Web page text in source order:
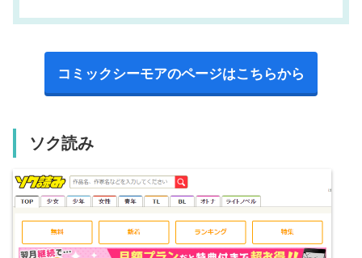
コミックシーモアのページはこちらから
ソク読み